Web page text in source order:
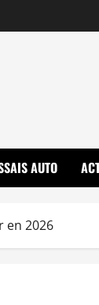
AUTO
en 2026